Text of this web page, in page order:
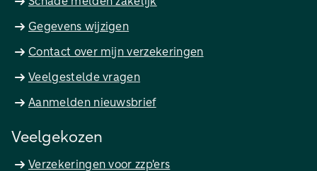
Gegevens wijzigen
Contact over mijn verzekeringen
Veelgestelde vragen
Aanmelden nieuwsbrief
Veelgekozen
Verzekeringen voor zzp'ers